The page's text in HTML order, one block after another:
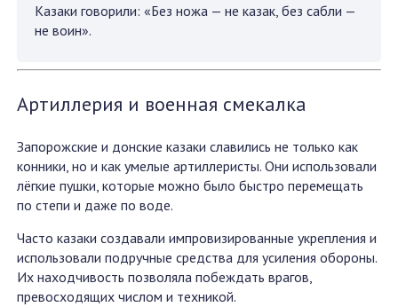
Казаки говорили: «Без ножа — не казак, без сабли —
не воин».
Артиллерия и военная смекалка
Запорожские и донские казаки славились не только как
конники, но и как умелые артиллеристы. Они использовали
лёгкие пушки, которые можно было быстро перемещать
по степи и даже по воде.
Часто казаки создавали импровизированные укрепления и
использовали подручные средства для усиления обороны.
Их находчивость позволяла побеждать врагов,
превосходящих числом и техникой.